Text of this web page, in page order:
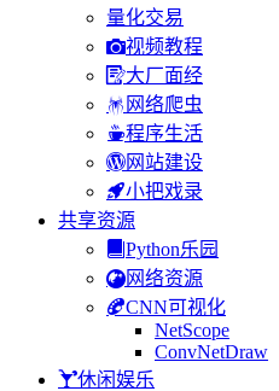
量化交易
视频教程
大厂面经
网络爬虫
程序生活
网站建设
小把戏录
共享资源
Python乐园
网络资源
CNN可视化
NetScope
ConvNetDraw
休闲娱乐